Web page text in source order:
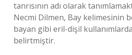
tanrısının adı olarak
Necmi Dilmen, Bay kelimesinin
bayan gibi eril-dişil
belirtmiştir.